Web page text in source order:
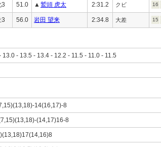
3 51.0 ▲ 鷲頭 虎太 2:31.2 クビ 16
3 56.0 岩田 望来 2:34.8 大差 15
- 13.5 - 13.4 - 12.2 - 11.5 - 11.0 - 11.5
14(16,17)-8
(14,17)16-8